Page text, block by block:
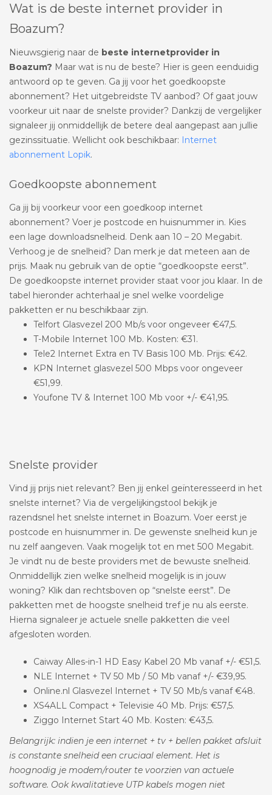
Wat is de beste internet provider in
Boazum?
Nieuwsgierig naar de beste internetprovider in
Boazum? Maar wat is nu de beste? Hier is geen eenduidig
antwoord op te geven. Ga jij voor het goedkoopste
abonnement? Het uitgebreidste TV aanbod? Of gaat jouw
voorkeur uit naar de snelste provider? Dankzij de vergelijker
signaleer jij onmiddellijk de betere deal aangepast aan jullie
gezinssituatie. Wellicht ook beschikbaar: Internet
abonnement Lopik.
Goedkoopste abonnement
Ga jij bij voorkeur voor een goedkoop internet
abonnement? Voer je postcode en huisnummer in. Kies
een lage downloadsnelheid. Denk aan 10 – 20 Megabit.
Verhoog je de snelheid? Dan merk je dat meteen aan de
prijs. Maak nu gebruik van de optie “goedkoopste eerst”.
De goedkoopste internet provider staat voor jou klaar. In de
tabel hieronder achterhaal je snel welke voordelige
pakketten er nu beschikbaar zijn.
Telfort Glasvezel 200 Mb/s voor ongeveer €47,5.
T-Mobile Internet 100 Mb. Kosten: €31.
Tele2 Internet Extra en TV Basis 100 Mb. Prijs: €42.
KPN Internet glasvezel 500 Mbps voor ongeveer
€51,99.
Youfone TV & Internet 100 Mb voor +/- €41,95.
Snelste provider
Vind jij prijs niet relevant? Ben jij enkel geïnteresseerd in het
snelste internet? Via de vergelijkingstool bekijk je
razendsnel het snelste internet in Boazum. Voer eerst je
postcode en huisnummer in. De gewenste snelheid kun je
nu zelf aangeven. Vaak mogelijk tot en met 500 Megabit.
Je vindt nu de beste providers met de bewuste snelheid.
Onmiddellijk zien welke snelheid mogelijk is in jouw
woning? Klik dan rechtsboven op “snelste eerst”. De
pakketten met de hoogste snelheid tref je nu als eerste.
Hierna signaleer je actuele snelle pakketten die veel
afgesloten worden.
Caiway Alles-in-1 HD Easy Kabel 20 Mb vanaf +/- €51,5.
NLE Internet + TV 50 Mb / 50 Mb vanaf +/- €39,95.
Online.nl Glasvezel Internet + TV 50 Mb/s vanaf €48.
XS4ALL Compact + Televisie 40 Mb. Prijs: €57,5.
Ziggo Internet Start 40 Mb. Kosten: €43,5.
Belangrijk: indien je een internet + tv + bellen pakket afsluit
is constante snelheid een cruciaal element. Het is
hoognodig je modem/router te voorzien van actuele
software. Ook kwalitatieve UTP kabels mogen niet